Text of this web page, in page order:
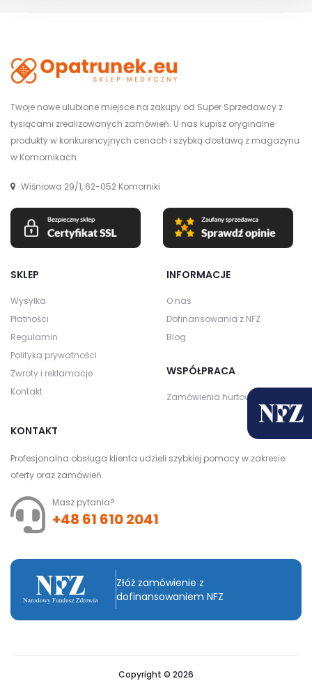
Twoje nowe ulubione miejsce na zakupy od Super Sprzedawcy z
tysiącami zrealizowanych zamówień. U nas kupisz oryginalne
produkty w konkurencyjnych cenach i szybką dostawą z magazynu
w Komornikach.
Wiśniowa 29/1, 62-052 Komorniki
SKLEP
Wysyłka
Płatności
Regulamin
Polityka prywatności
Zwroty i reklamacje
Kontakt
INFORMACJE
O nas
Dofinansowania z NFZ
Blog
WSPÓŁPRACA
Zamówienia hurtowe
KONTAKT
Profesjonalna obsługa klienta udzieli szybkiej pomocy w zakresie
oferty oraz zamówień.
Masz pytania?
+48 61 610 2041
Złóż zamówienie z
dofinansowaniem NFZ
Copyright © 2026